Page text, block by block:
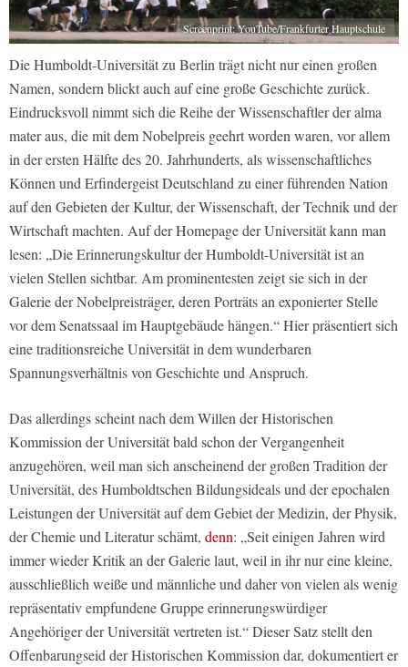
Screenprint: YouTube/Frankfurter Hauptschule
Die Humboldt-Universität zu Berlin trägt nicht nur einen großen
Namen, sondern blickt auch auf eine große Geschichte zurück.
Eindrucksvoll nimmt sich die Reihe der Wissenschaftler der alma
mater aus, die mit dem Nobelpreis geehrt worden waren, vor allem
in der ersten Hälfte des 20. Jahrhunderts, als wissenschaftliches
Können und Erfindergeist Deutschland zu einer führenden Nation
auf den Gebieten der Kultur, der Wissenschaft, der Technik und der
Wirtschaft machten. Auf der Homepage der Universität kann man
lesen: „Die Erinnerungskultur der Humboldt-Universität ist an
vielen Stellen sichtbar. Am prominentesten zeigt sie sich in der
Galerie der Nobelpreisträger, deren Porträts an exponierter Stelle
vor dem Senatssaal im Hauptgebäude hängen.“ Hier präsentiert sich
eine traditionsreiche Universität in dem wunderbaren
Spannungsverhältnis von Geschichte und Anspruch.
Das allerdings scheint nach dem Willen der Historischen
Kommission der Universität bald schon der Vergangenheit
anzugehören, weil man sich anscheinend der großen Tradition der
Universität, des Humboldtschen Bildungsideals und der epochalen
Leistungen der Universität auf dem Gebiet der Medizin, der Physik,
der Chemie und Literatur schämt, denn: „Seit einigen Jahren wird
immer wieder Kritik an der Galerie laut, weil in ihr nur eine kleine,
ausschließlich weiße und männliche und daher von vielen als wenig
repräsentativ empfundene Gruppe erinnerungswürdiger
Angehöriger der Universität vertreten ist.“ Dieser Satz stellt den
Offenbarungseid der Historischen Kommission dar, dokumentiert er